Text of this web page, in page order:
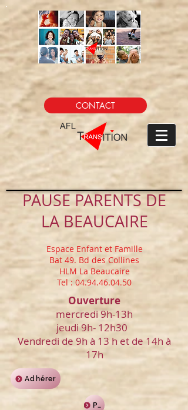
CONTACT
PAUSE PARENTS DE
LA BEAUCAIRE
Espace Enfant et Famille
Bat 49. Bd des Collines
HLM La Beaucaire
Tel : 04.94.46.04.50
Ouverture
mercredi 9h-13h
jeudi 9h- 12h30
Vendredi de 9h à 13 h et de 14h à
17h
Adhérer
Pour découvrir notre page facebook @pauseparentsofficiel